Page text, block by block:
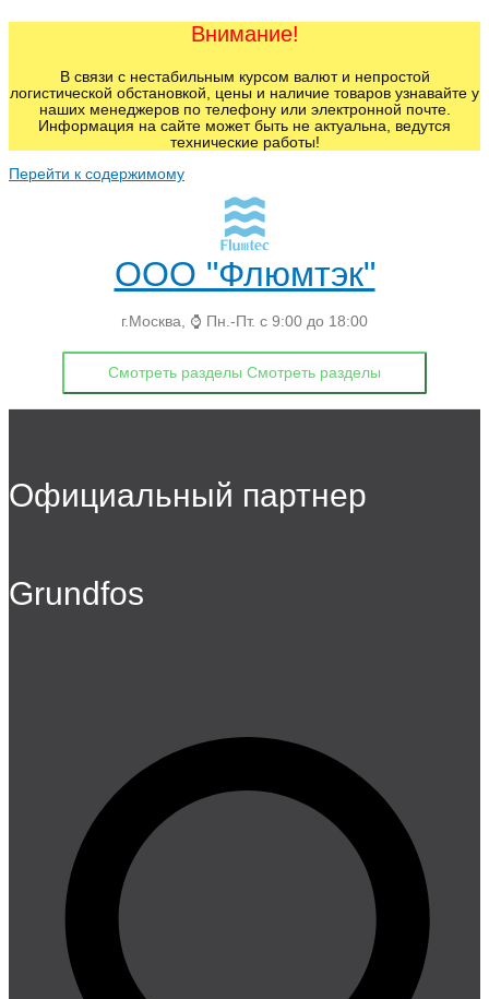
Внимание!
В связи с нестабильным курсом валют и непростой
логистической обстановкой, цены и наличие товаров узнавайте у
наших менеджеров по телефону или электронной почте.
Информация на сайте может быть не актуальна, ведутся
технические работы!
Перейти к содержимому
ООО "Флюмтэк"
г.Москва, ⌚ Пн.-Пт. с 9:00 до 18:00
Смотреть разделы Смотреть разделы
Официальный партнер
Grundfos